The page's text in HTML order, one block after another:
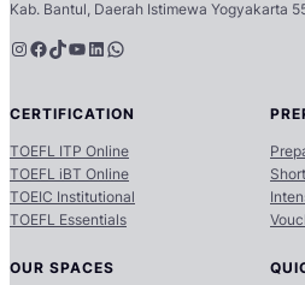
Kab. Bantul, Daerah Istimewa Yogyakarta
Instagram Facebook TikTok YouTube LinkedIn WhatsApp
CERTIFICATION
TOEFL ITP Online
TOEFL iBT Online
TOEIC Institutional
TOEFL Essentials
OUR SPACES